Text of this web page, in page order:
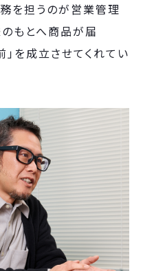
を担うのが営業管理
もとへ商品が届
を成立させてくれてい